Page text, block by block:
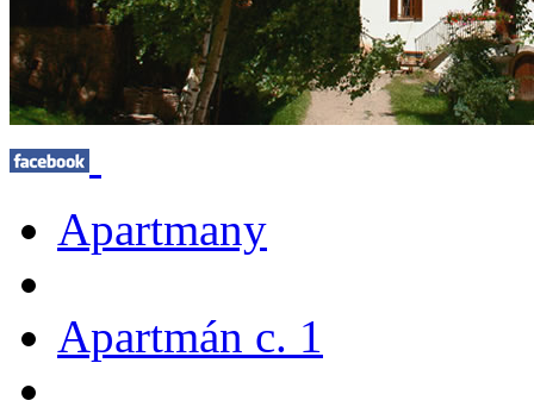
Apartmany
Apartmán c. 1